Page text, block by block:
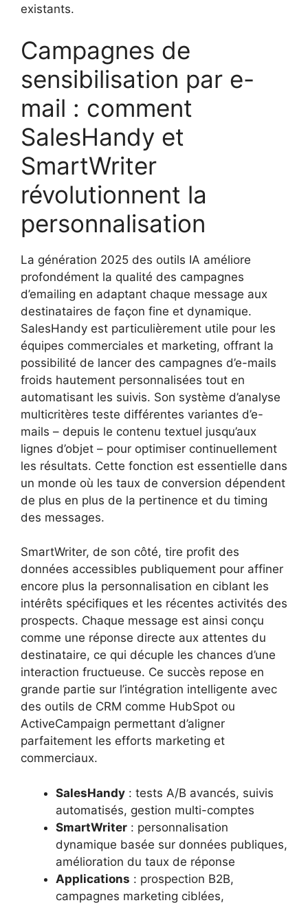
existants.
Campagnes de
sensibilisation par e-
mail : comment
SalesHandy et
SmartWriter
révolutionnent la
personnalisation
La génération 2025 des outils IA améliore
profondément la qualité des campagnes
d’emailing en adaptant chaque message aux
destinataires de façon fine et dynamique.
SalesHandy est particulièrement utile pour les
équipes commerciales et marketing, offrant la
possibilité de lancer des campagnes d’e-mails
froids hautement personnalisées tout en
automatisant les suivis. Son système d’analyse
multicritères teste différentes variantes d’e-
mails – depuis le contenu textuel jusqu’aux
lignes d’objet – pour optimiser continuellement
les résultats. Cette fonction est essentielle dans
un monde où les taux de conversion dépendent
de plus en plus de la pertinence et du timing
des messages.
SmartWriter, de son côté, tire profit des
données accessibles publiquement pour affiner
encore plus la personnalisation en ciblant les
intérêts spécifiques et les récentes activités des
prospects. Chaque message est ainsi conçu
comme une réponse directe aux attentes du
destinataire, ce qui décuple les chances d’une
interaction fructueuse. Ce succès repose en
grande partie sur l’intégration intelligente avec
des outils de CRM comme HubSpot ou
ActiveCampaign permettant d’aligner
parfaitement les efforts marketing et
commerciaux.
SalesHandy : tests A/B avancés, suivis
automatisés, gestion multi-comptes
SmartWriter : personnalisation
dynamique basée sur données publiques,
amélioration du taux de réponse
Applications : prospection B2B,
campagnes marketing ciblées,